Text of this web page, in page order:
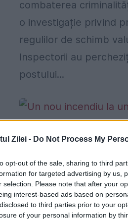
Zilei - Do Not Process My
opt-out of the sale, sharing to third
for targeted advertising by us,
selection. Please note that after your
interest-based ads based on
to third parties prior to your
of your personal information by
combaterea
o investigație privind
regulilor de schimb
Inspectorii au
postului...
Un nou incendiu la
oameni au murit în
23 APRILIE 2021
Cel puţin 13 oameni
incendiu a izbucnit la